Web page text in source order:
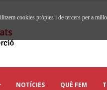
NOTÍCIES QUÈ FEM
cookies pròpies i de tercers per a